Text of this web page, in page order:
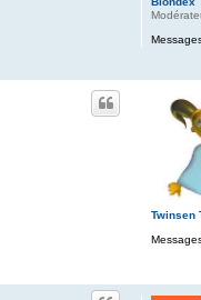
Twinsen